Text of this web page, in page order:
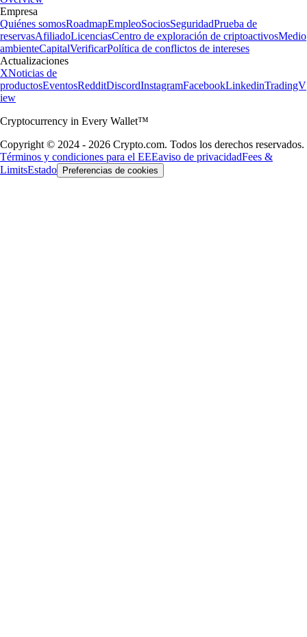
Empresa
Quiénes somosRoadmapEmpleoSociosSeguridadPrueba de
reservasAfiliadoLicenciasCentro de exploración de criptoactivosMedio
ambienteCapitalVerificarPolítica de conflictos de intereses
Actualizaciones
XNoticias de
productosEventosRedditDiscordInstagramFacebookLinkedinTradingV
iew
Cryptocurrency in Every Wallet™
Copyright © 2024 - 2026 Crypto.com. Todos los derechos reservados.
Términos y condiciones para el EEEaviso de privacidadFees &
LimitsEstado Preferencias de cookies